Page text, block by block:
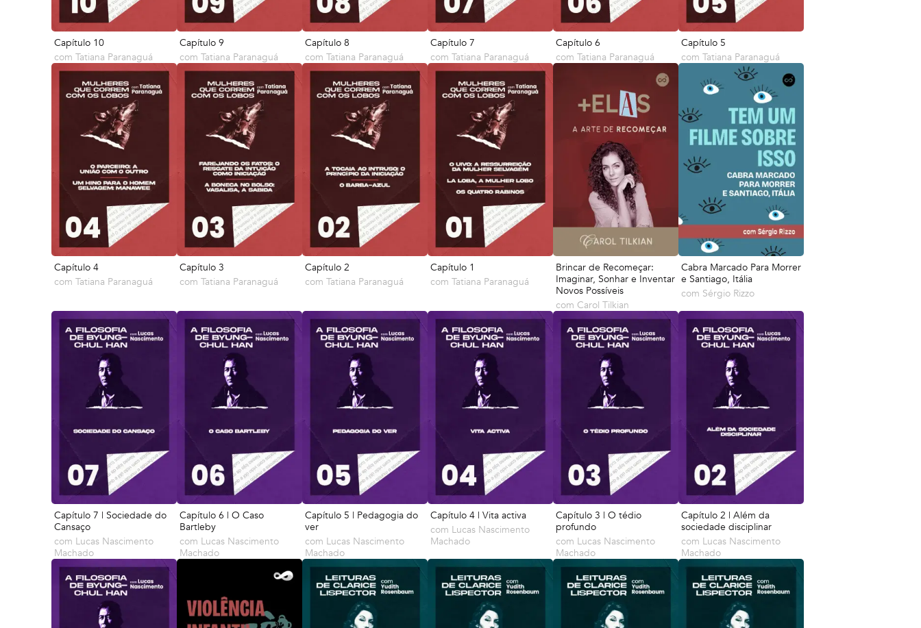
Capítulo 10
com Tatiana Paranaguá
Capítulo 9
com Tatiana Paranaguá
Capítulo 8
com Tatiana Paranaguá
Capítulo 7
com Tatiana Paranaguá
Capítulo 6
com Tatiana Paranaguá
Capítulo 5
com Tatiana Paranaguá
Capítulo 4
com Tatiana Paranaguá
Capítulo 3
com Tatiana Paranaguá
Capítulo 2
com Tatiana Paranaguá
Capítulo 1
com Tatiana Paranaguá
Brincar de Recomeçar:
Imaginar, Sonhar e Inventar
Novos Possíveis
com Carol Tilkian
Cabra Marcado Para Morrer
e Santiago, Itália
com Sérgio Rizzo
Capítulo 7 | Sociedade do
Cansaço
com Lucas Nascimento
Machado
Capítulo 6 | O Caso
Bartleby
com Lucas Nascimento
Machado
Capítulo 5 | Pedagogia do
ver
com Lucas Nascimento
Machado
Capítulo 4 | Vita activa
com Lucas Nascimento
Machado
Capítulo 3 | O tédio
profundo
com Lucas Nascimento
Machado
Capítulo 2 | Além da
sociedade disciplinar
com Lucas Nascimento
Machado